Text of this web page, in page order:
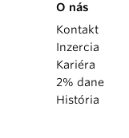
O nás
Kontakt
Inzercia
Kariéra
2% dane
História